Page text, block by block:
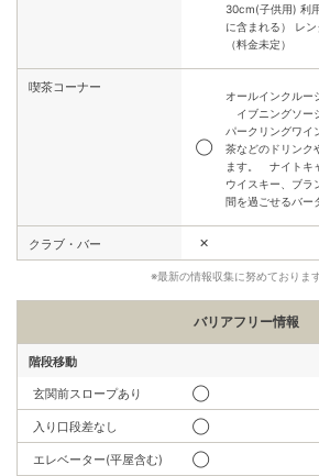
30cm(子供用) 利
に含まれる） レ
（料金未定）
喫茶コーナー
◯
オールインクルー
イブニングソー
パークリングワイ
茶などのドリンク
ます。​ ナイトキ
ウイスキー、ブラ
間を過ごせるバー
クラブ・バー ✕
※最新の情報収集に努めておりま
バリアフリー情報
階段移動
玄関前スロープあり ◯
入り口段差なし ◯
エレベーター(平屋含む) ◯